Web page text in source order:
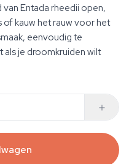
Entada rheedii open,
kauw het rauw voor het
eenvoudig te
als je droomkruiden wilt